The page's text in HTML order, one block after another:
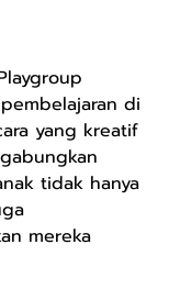
di
yang kreatif
tidak hanya
mereka